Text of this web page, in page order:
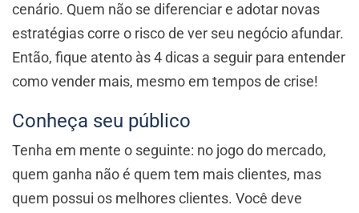
cenário. Quem não se diferenciar e adotar novas
estratégias corre o risco de ver seu negócio afundar.
Então, fique atento às 4 dicas a seguir para entender
como vender mais, mesmo em tempos de crise!
Conheça seu público
Tenha em mente o seguinte: no jogo do mercado,
quem ganha não é quem tem mais clientes, mas
quem possui os melhores clientes. Você deve